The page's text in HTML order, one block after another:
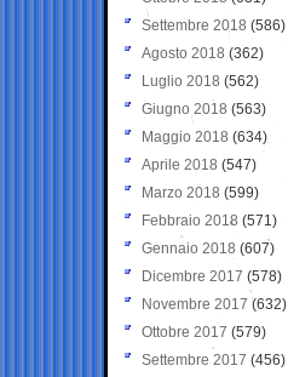
Settembre 2018 (586)
Agosto 2018 (362)
Luglio 2018 (562)
Giugno 2018 (563)
Maggio 2018 (634)
Aprile 2018 (547)
Marzo 2018 (599)
Febbraio 2018 (571)
Gennaio 2018 (607)
Dicembre 2017 (578)
Novembre 2017 (632)
Ottobre 2017 (579)
Settembre 2017 (456)